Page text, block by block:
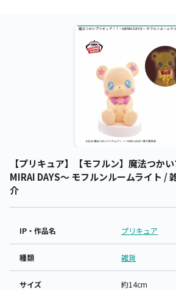
【プリキュア】【モフルン】魔法つか
MIRAI DAYS～ モフルンルームライト /
介
IP・作品名 プリキュア
種類 雑貨
サイズ 約14cm